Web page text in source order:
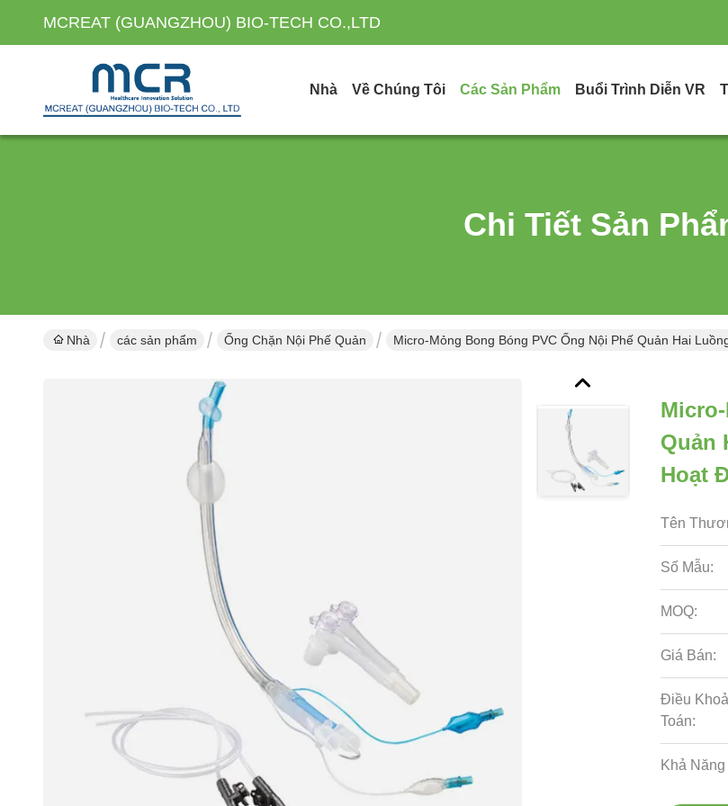
MCREAT (GUANGZHOU) BIO-TECH CO.,LTD
Nhà Về Chúng Tôi Các Sản Phẩm Buổi Trình Diễn VR
Chi Tiết Sản
Nhà các sản phẩm Ống Chặn Nội Phế Quản Micro-Mỏng Bong Bóng PVC Ống Nội Phế Quản Hai
Quản
Hoạt
Tên
Số Mẫu:
MOQ:
Giá Bán:
Điều
Toán:
Khả